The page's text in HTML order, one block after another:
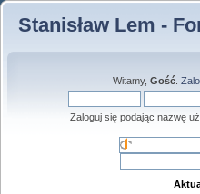
Stanisław Lem -
Witamy, Gość.
Zaloguj się podając nazwę